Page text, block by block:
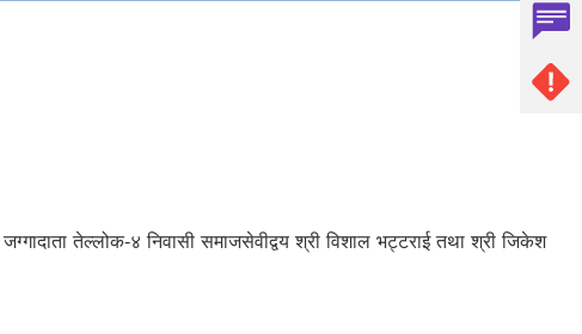
तेल्लोक-४ निवासी समाजसेवीद्वय श्री विशाल भट्टराई तथा श्री जिकेश